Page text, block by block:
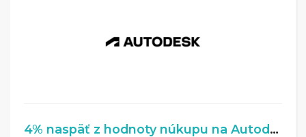
4% naspäť z hodnoty núkupu na Autodesk.com